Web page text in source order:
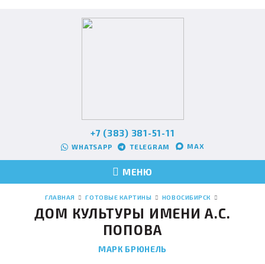
+7 (383) 381-51-11
WHATSAPP TELEGRAM MAX
МЕНЮ
ГЛАВНАЯ ГОТОВЫЕ КАРТИНЫ НОВОСИБИРСК
ДОМ КУЛЬТУРЫ ИМЕНИ А.С.
ПОПОВА
МАРК БРЮНЕЛЬ